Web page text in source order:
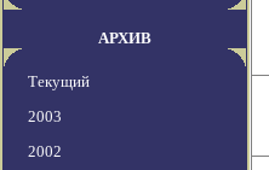
АРХИВ
Текущий
2003
2002